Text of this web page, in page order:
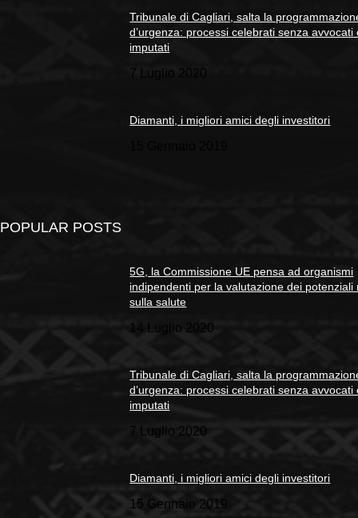
Tribunale di Cagliari, salta la
d’urgenza: processi celebrati senza avvocati
imputati
7 Luglio 2020
Diamanti, i migliori amici degli investitori
POPULAR POSTS
5G, la Commissione UE pensa ad organismi
indipendenti per la valutazione dei potenziali
sulla salute
14 Luglio 2020
Tribunale di Cagliari, salta la
d’urgenza: processi celebrati senza avvocati
imputati
7 Luglio 2020
Diamanti, i migliori amici degli investitori
15 Gennaio 2019